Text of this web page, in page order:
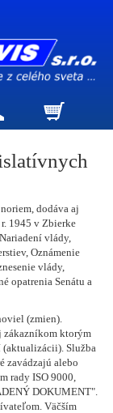
dodáva aj
1945 v Zbierke
vlády,
Oznámenie
vlády,
opatrenia Senátu a
(zmien).
zákazníkom ktorým
Služba
zavádzajú alebo
rady ISO 9000,
DOKUMENT".
Väčším